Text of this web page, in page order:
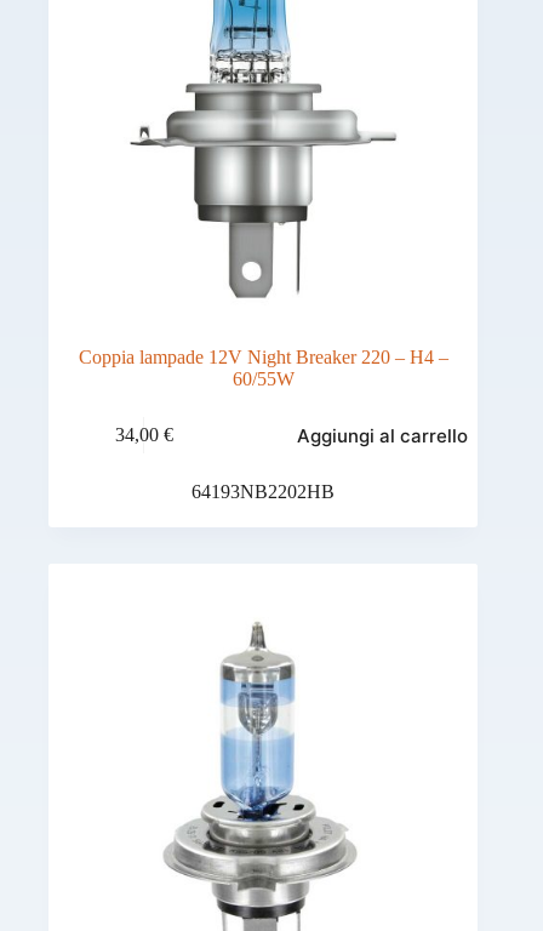
Coppia lampade 12V Night Breaker 220 – H4 –
60/55W
34,00 € Aggiungi al carrello
64193NB2202HB